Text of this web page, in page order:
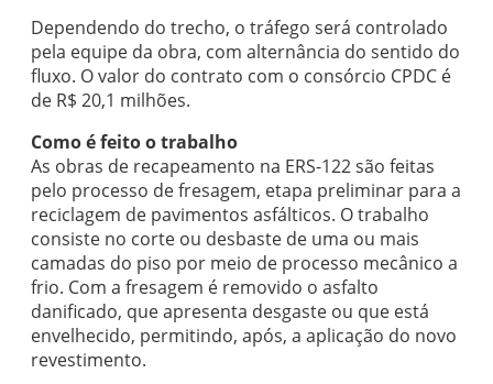
Dependendo do trecho, o tráfego será controlado
pela equipe da obra, com alternância do sentido do
fluxo. O valor do contrato com o consórcio CPDC é
de R$ 20,1 milhões.
Como é feito o trabalho
As obras de recapeamento na ERS-122 são feitas
pelo processo de fresagem, etapa preliminar para a
reciclagem de pavimentos asfálticos. O trabalho
consiste no corte ou desbaste de uma ou mais
camadas do piso por meio de processo mecânico a
frio. Com a fresagem é removido o asfalto
danificado, que apresenta desgaste ou que está
envelhecido, permitindo, após, a aplicação do novo
revestimento.